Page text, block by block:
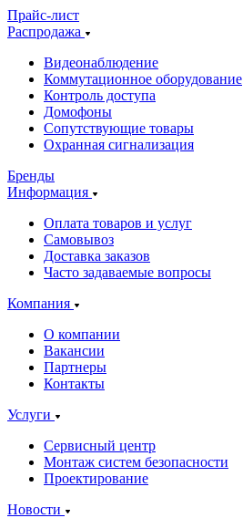
Прайс-лист
Распродажа
Видеонаблюдение
Коммутационное оборудование
Контроль доступа
Домофоны
Сопутствующие товары
Охранная сигнализация
Бренды
Информация
Оплата товаров и услуг
Самовывоз
Доставка заказов
Часто задаваемые вопросы
Компания
О компании
Вакансии
Партнеры
Контакты
Услуги
Сервисный центр
Монтаж систем безопасности
Проектирование
Новости